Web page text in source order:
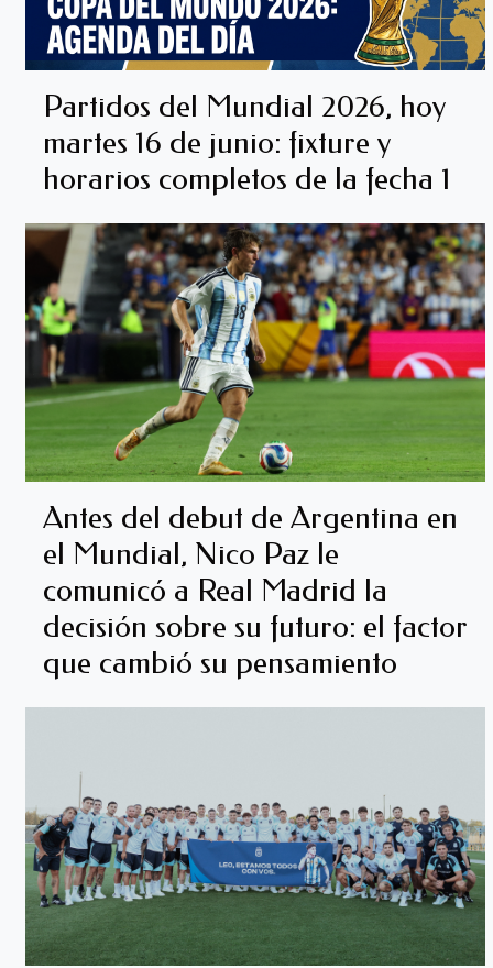
Partidos del Mundial 2026, hoy
martes 16 de junio: fixture y
horarios completos de la fecha 1
Antes del debut de Argentina en
el Mundial, Nico Paz le
comunicó a Real Madrid la
decisión sobre su futuro: el factor
que cambió su pensamiento